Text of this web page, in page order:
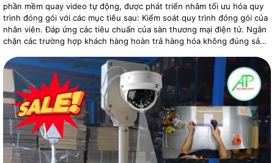
phần mềm quay video tự động, được phát triển nhằm tối ưu hóa quy
trình đóng gói với các mục tiêu sau: Kiểm soát quy trình đóng gói của
nhân viên. Đáp ứng các tiêu chuẩn của sàn thương mại điện tử. Ngăn
chặn các trường hợp khách hàng hoàn trả hàng hóa không đúng sản